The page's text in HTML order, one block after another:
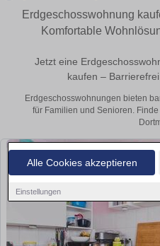
Alle Cookies akzeptieren
Einstellungen
Erdgeschosswohnung
Komfortable
Jetzt eine
kaufen –
Erdgeschosswohnungen bieten
für Familien und Senioren.